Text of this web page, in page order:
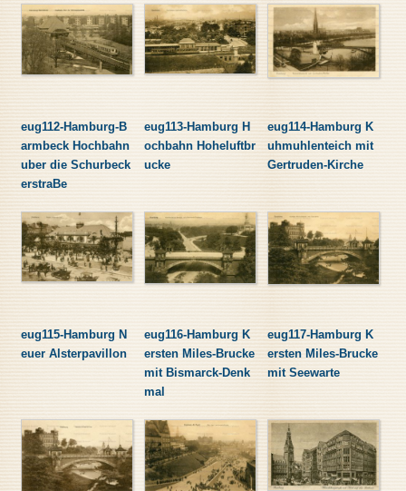
eug112-Hamburg-B
armbeck Hochbahn
uber die Schurbeck
erstraBe
eug113-Hamburg H
ochbahn Hoheluftbr
ucke
eug114-Hamburg K
uhmuhlenteich mit
Gertruden-Kirche
eug115-Hamburg N
euer Alsterpavillon
eug116-Hamburg K
ersten Miles-Brucke
mit Bismarck-Denk
mal
eug117-Hamburg K
ersten Miles-Brucke
mit Seewarte